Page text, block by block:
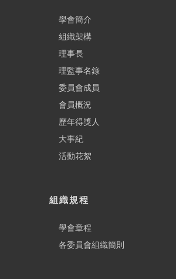
學會簡介
組織架構
理事長
理監事名錄
委員會成員
會員概況
歷年得獎人
大事紀
活動花絮
組織規程
學會章程
各委員會組織簡則